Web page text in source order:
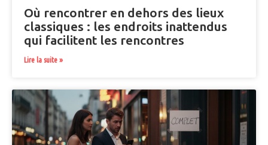
Où rencontrer en dehors des lieux
classiques : les endroits inattendus
qui facilitent les rencontres
Lire la suite »